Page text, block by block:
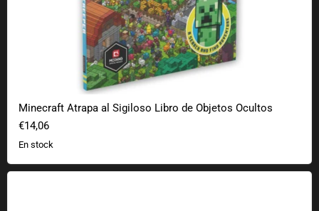
Minecraft Atrapa al Sigiloso Libro de Objetos Ocultos
€14,06
En stock